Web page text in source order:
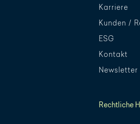
Karriere
Kunden /
ESG
Kontakt
Newsletter
Rechtliche